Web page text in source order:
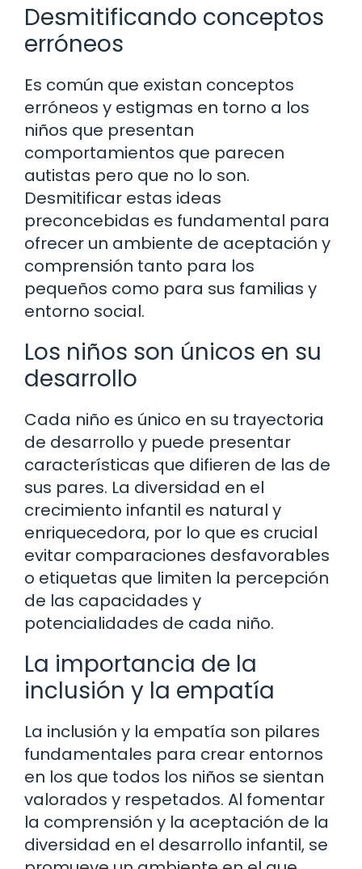
Desmitificando conceptos
erróneos
Es común que existan conceptos
erróneos y estigmas en torno a los
niños que presentan
comportamientos que parecen
autistas pero que no lo son.
Desmitificar estas ideas
preconcebidas es fundamental para
ofrecer un ambiente de aceptación y
comprensión tanto para los
pequeños como para sus familias y
entorno social.
Los niños son únicos en su
desarrollo
Cada niño es único en su trayectoria
de desarrollo y puede presentar
características que difieren de las de
sus pares. La diversidad en el
crecimiento infantil es natural y
enriquecedora, por lo que es crucial
evitar comparaciones desfavorables
o etiquetas que limiten la percepción
de las capacidades y
potencialidades de cada niño.
La importancia de la
inclusión y la empatía
La inclusión y la empatía son pilares
fundamentales para crear entornos
en los que todos los niños se sientan
valorados y respetados. Al fomentar
la comprensión y la aceptación de la
diversidad en el desarrollo infantil, se